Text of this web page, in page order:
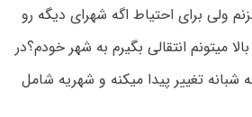
ولی برای احتیاط اگه شهرای دیگه رو
میتونم انتقالی بگیرم به شهر خودم؟در
شبانه تغییر پیدا میکنه و شهریه شامل